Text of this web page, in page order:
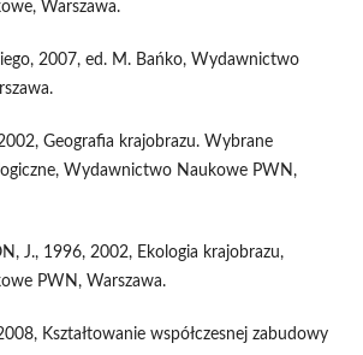
Warszawa.
2007, ed. M. Bańko, Wydawnictwo
Geografia krajobrazu. Wybrane
Wydawnictwo Naukowe PWN,
J., 1996, 2002, Ekologia krajobrazu,
PWN, Warszawa.
Kształtowanie współczesnej zabudowy